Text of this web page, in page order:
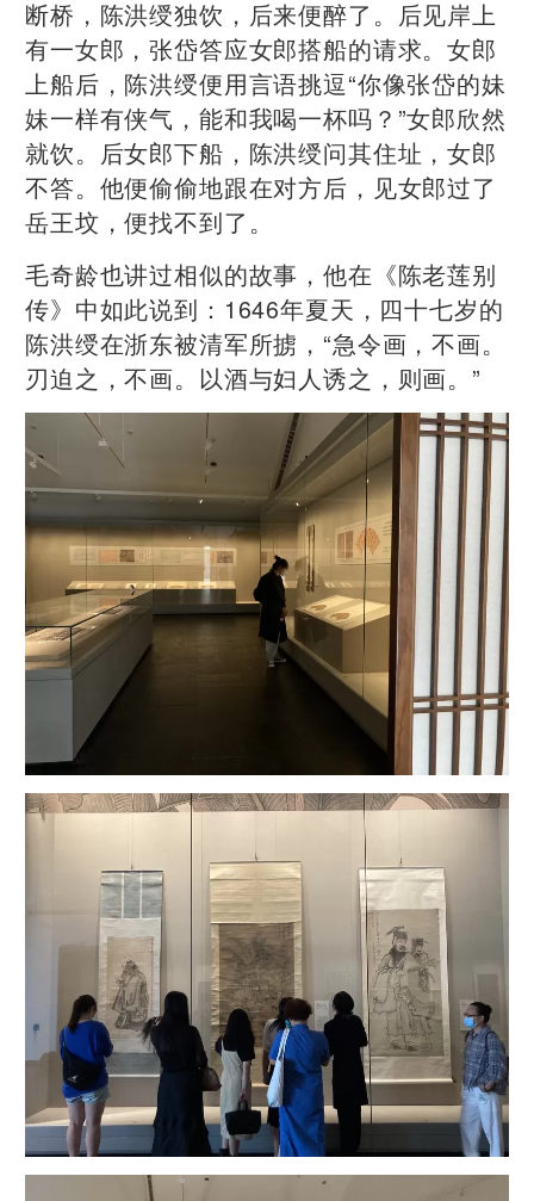
断桥，陈洪绶独饮，后来便醉了。后见岸上
有一女郎，张岱答应女郎搭船的请求。女郎
上船后，陈洪绶便用言语挑逗“你像张岱的妹
妹一样有侠气，能和我喝一杯吗？”女郎欣然
就饮。后女郎下船，陈洪绶问其住址，女郎
不答。他便偷偷地跟在对方后，见女郎过了
岳王坟，便找不到了。
毛奇龄也讲过相似的故事，他在《陈老莲别
传》中如此说到：1646年夏天，四十七岁的
陈洪绶在浙东被清军所掳，“急令画，不画。
刃迫之，不画。以酒与妇人诱之，则画。”